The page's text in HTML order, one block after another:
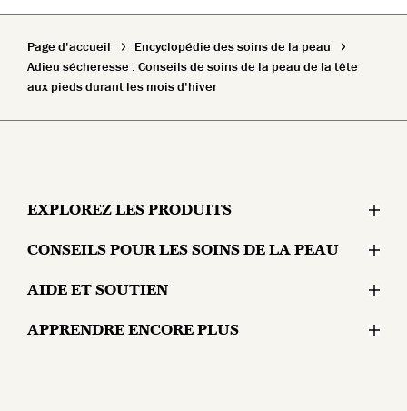
Page d'accueil
Encyclopédie des soins de la peau
Adieu sécheresse : Conseils de soins de la peau de la tête
aux pieds durant les mois d'hiver
EXPLOREZ LES PRODUITS
Hydratants
Sérums et traitements
CONSEILS POUR LES SOINS DE LA PEAU
Problèmes cutanés
Mode de vie et soins de la peau
AIDE ET SOUTIEN
Contactez-nous
APPRENDRE ENCORE PLUS